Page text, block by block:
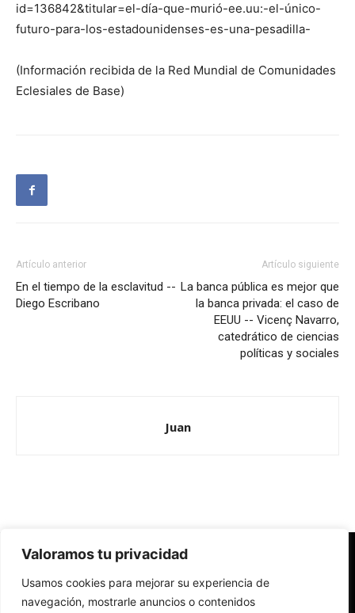
Valoramos tu privacidad
Usamos cookies para mejorar su experiencia de
navegación, mostrarle anuncios o contenidos
id=136842&titular=el-día-que-murió-ee.uu:-el-único-
futuro-para-los-estadounidenses-es-una-pesadilla-
(Información recibida de la Red Mundial de Comunidades
Eclesiales de Base)
Artículo anterior
En el tiempo de la esclavitud --
Diego Escribano
Artículo siguiente
La banca pública es mejor que
la banca privada: el caso de
EEUU -- Vicenç Navarro,
catedrático de ciencias
políticas y sociales
Juan
Redes Cristianas
Una mirada alternativa sobre la Iglesia católica y la sociedad
- Colectivos de Redes Cristianas